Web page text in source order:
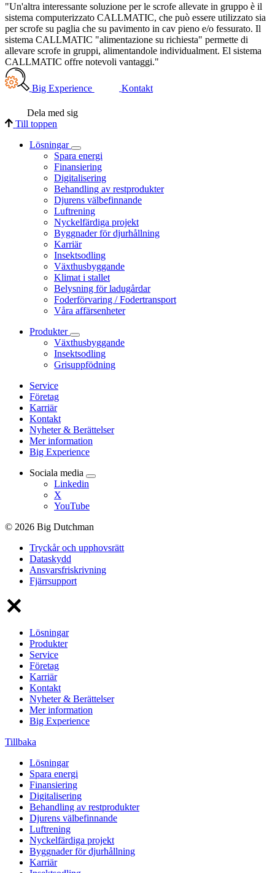
"Un'altra interessante soluzione per le scrofe allevate in gruppo è il
sistema computerizzato CALLMATIC, che può essere utilizzato sia
per scrofe su paglia che su pavimento in cav pieno e/o fessurato. Il
sistema CALLMATIC "alimentazione su richiesta" permette di
allevare scrofe in gruppi, alimentandole individualment. El sistema
CALLMATIC offre notevoli vantaggi."
Big Experience Kontakt
Dela med sig
Till toppen
Lösningar
Spara energi
Finansiering
Digitalisering
Behandling av restprodukter
Djurens välbefinnande
Luftrening
Nyckelfärdiga projekt
Byggnader för djurhållning
Karriär
Insektsodling
Växthusbyggande
Klimat i stallet
Belysning för ladugårdar
Foderförvaring / Fodertransport
Våra affärsenheter
Produkter
Växthusbyggande
Insektsodling
Grisuppfödning
Service
Företag
Karriär
Kontakt
Nyheter & Berättelser
Mer information
Big Experience
Sociala media
Linkedin
X
YouTube
© 2026 Big Dutchman
Tryckår och upphovsrätt
Dataskydd
Ansvarsfriskrivning
Fjärrsupport
Lösningar
Produkter
Service
Företag
Karriär
Kontakt
Nyheter & Berättelser
Mer information
Big Experience
Tillbaka
Lösningar
Spara energi
Finansiering
Digitalisering
Behandling av restprodukter
Djurens välbefinnande
Luftrening
Nyckelfärdiga projekt
Byggnader för djurhållning
Karriär